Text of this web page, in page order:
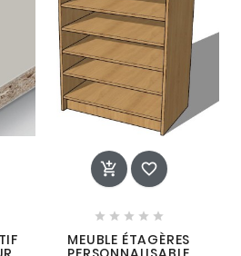
 
    
MEUBLE ÉTAGÈRES